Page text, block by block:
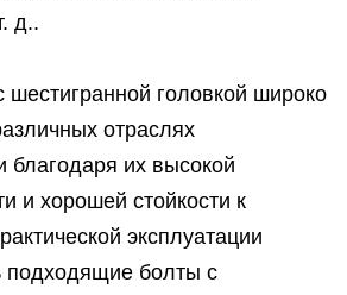
д..
головкой широко
отраслях
их высокой
и хорошей стойкости к
эксплуатации
подходящие болты с